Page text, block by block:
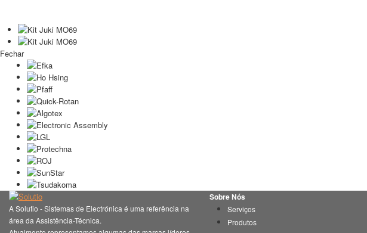
Fechar
A Solutio - Sistemas de Electrónica é uma referência na
área da Assistência-Técnica.
Sobre Nós
Serviços
Produtos